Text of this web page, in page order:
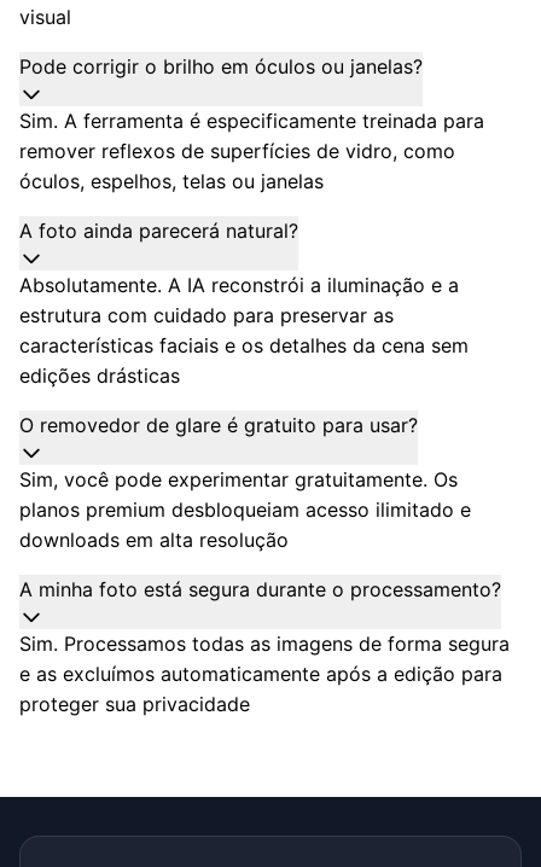
visual
Pode corrigir o brilho em óculos ou janelas?
Sim. A ferramenta é especificamente treinada para
remover reflexos de superfícies de vidro, como
óculos, espelhos, telas ou janelas
A foto ainda parecerá natural?
Absolutamente. A IA reconstrói a iluminação e a
estrutura com cuidado para preservar as
características faciais e os detalhes da cena sem
edições drásticas
O removedor de glare é gratuito para usar?
Sim, você pode experimentar gratuitamente. Os
planos premium desbloqueiam acesso ilimitado e
downloads em alta resolução
A minha foto está segura durante o processamento?
Sim. Processamos todas as imagens de forma segura
e as excluímos automaticamente após a edição para
proteger sua privacidade